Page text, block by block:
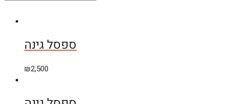
ספסל גינה
₪2,500